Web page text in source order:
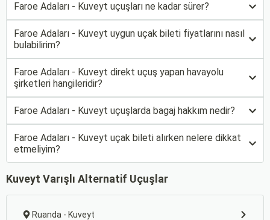
Faroe Adaları - Kuveyt uçuşları ne kadar sürer?
Faroe Adaları - Kuveyt uygun uçak bileti fiyatlarını nasıl
bulabilirim?
Faroe Adaları - Kuveyt direkt uçuş yapan havayolu
şirketleri hangileridir?
Faroe Adaları - Kuveyt uçuşlarda bagaj hakkım nedir?
Faroe Adaları - Kuveyt uçak bileti alırken nelere dikkat
etmeliyim?
Kuveyt Varışlı Alternatif Uçuşlar
Ruanda - Kuveyt